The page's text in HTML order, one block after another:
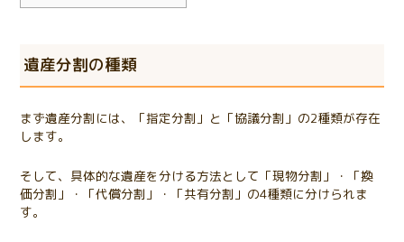
遺産分割の種類
まず遺産分割には、「指定分割」と「協議分割」の2種類が存在
します。
そして、具体的な遺産を分ける方法として「現物分割」・「換
価分割」・「代償分割」・「共有分割」の4種類に分けられま
す。